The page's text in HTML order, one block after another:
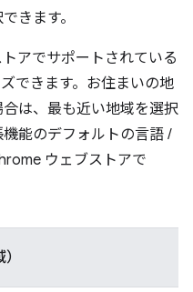
きます。
アでサポートされている
できます。お住まいの地
は、最も近い地域を選択
能のデフォルトの言語 /
ウェブストアで